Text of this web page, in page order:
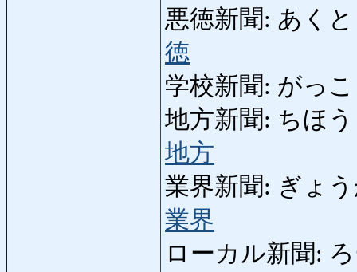
悪徳新聞: あく
徳
学校新聞: がっ
地方新聞: ちほ
地方
業界新聞: ぎょ
業界
ローカル新聞: